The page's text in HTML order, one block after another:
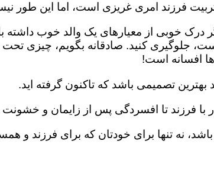
فرزند امری غریزی است، اما این طور
درک خوبی از معیارهای یک والد خوب داشته
جلوگیری کنید. صادقانه بگویم، چیزی تحت
افسانه است!
تصمیمی باشد که تاکنون گرفته اید.
با فرزند تا افسردگی پس از زایمان و
نه تنها برای خودتان که برای فرزند و